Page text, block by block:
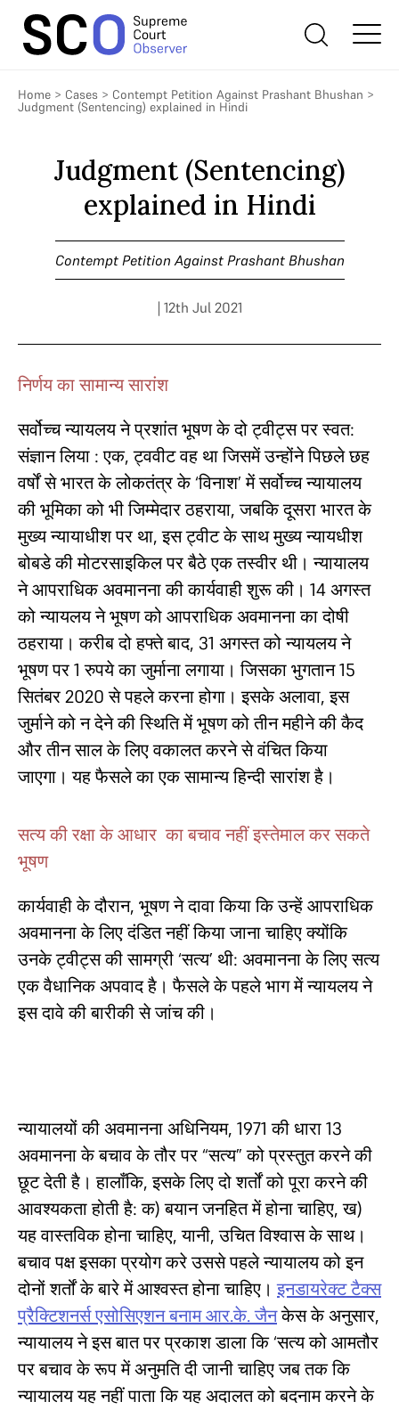
Home > Cases > Contempt Petition Against Prashant Bhushan >
Judgment (Sentencing) explained in Hindi
Judgment (Sentencing)
explained in Hindi
Contempt Petition Against Prashant Bhushan
| 12th Jul 2021
निर्णय का सामान्य सारांश
सर्वोच्च न्यायलय ने प्रशांत भूषण के दो ट्वीट्स पर स्वत:
संज्ञान लिया : एक, ट्ववीट वह था जिसमें उन्होंने पिछले छह
वर्षों से भारत के लोकतंत्र के ‘विनाश’ में सर्वोच्च न्यायालय
की भूमिका को भी जिम्मेदार ठहराया, जबकि दूसरा भारत के
मुख्य न्यायाधीश पर था, इस ट्वीट के साथ मुख्य न्यायधीश
बोबडे की मोटरसाइकिल पर बैठे एक तस्वीर थी। न्यायालय
ने आपराधिक अवमानना ​​की कार्यवाही शुरू की। 14 अगस्त
को न्यायलय ने भूषण को आपराधिक अवमानना ​​का दोषी
ठहराया। करीब दो हफ्ते बाद, 31 अगस्त को न्यायलय ने
भूषण पर 1 रुपये का जुर्माना लगाया। जिसका भुगतान 15
सितंबर 2020 से पहले करना होगा। इसके अलावा, इस
जुर्माने को न देने की स्थिति में भूषण को तीन महीने की कैद
और तीन साल के लिए वकालत करने से वंचित किया
जाएगा। यह फैसले का एक सामान्य हिन्दी सारांश है।
सत्य की रक्षा के आधार का बचाव नहीं इस्तेमाल कर सकते
भूषण
कार्यवाही के दौरान, भूषण ने दावा किया कि उन्हें आपराधिक
अवमानना ​​के लिए दंडित नहीं किया जाना चाहिए क्योंकि
उनके ट्वीट्स की सामग्री ‘सत्य’ थी: अवमानना ​​के लिए सत्य
एक वैधानिक अपवाद है। फैसले के पहले भाग में न्यायलय ने
इस दावे की बारीकी से जांच की।
न्यायालयों की अवमानना ​​अधिनियम, 1971 की धारा 13
अवमानना ​​के बचाव के तौर पर “सत्य” को प्रस्तुत करने की
छूट देती है। हालाँकि, इसके लिए दो शर्तों को पूरा करने की
आवश्यकता होती है: क) बयान जनहित में होना चाहिए, ख)
यह वास्तविक होना चाहिए, यानी, उचित विश्वास के साथ।
बचाव पक्ष इसका प्रयोग करे उससे पहले न्यायालय को इन
दोनों शर्तों के बारे में आश्वस्त होना चाहिए।इनडायरेक्ट टैक्स
प्रैक्टिशनर्स एसोसिएशन बनाम आर.के. जैनकेस के अनुसार,
न्यायालय ने इस बात पर प्रकाश डाला कि ‘सत्य को आमतौर
पर बचाव के रूप में अनुमति दी जानी चाहिए जब तक कि
न्यायालय यह नहीं पाता कि यह अदालत को बदनाम करने के